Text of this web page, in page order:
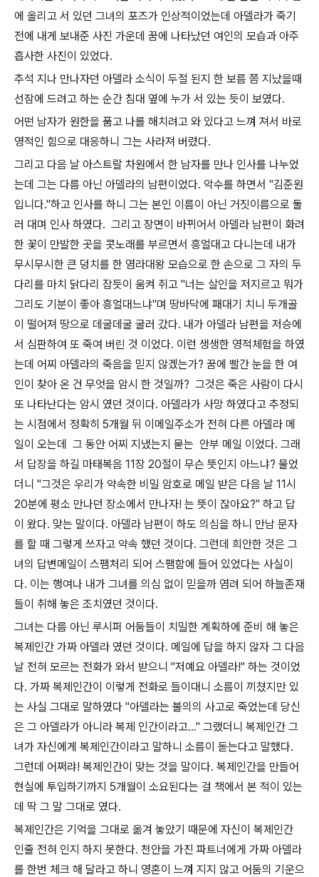
에 올리고 서 있던 그녀의 포즈가 인상적이었는데 아델라가 죽기
전에 내게 보내준 사진 가운데 꿈에 나타났던 여인의 모습과 아주
흡사한 사진이 있었다.
추석 지나 만나자던 아델라 소식이 두절 된지 한 보름 쯤 지났을때
선잠에 드려고 하는 순간 침대 옆에 누가 서 있는 듯이 보였다.
어떤 남자가 원한을 품고 나를 해치려고 와 있다고 느껴 져서 바로
영적인 힘으로 대응하니 그는 사라져 버렸다.
그리고 다음 날 아스트랄 차원에서 한 남자를 만나 인사를 나누었
는데 그는 다름 아닌 아델라의 남편이었다. 악수를 하면서 "김준원
입니다."하고 인사를 하니 그는 본인 이름이 아닌 거짓이름으로 둘
러 대며 인사 하였다. 그리고 장면이 바뀌어서 아델라 남편이 화려
한 꽃이 만발한 곳을 콧노래를 부르면서 흥얼대고 다니는데 내가
무시무시한 큰 덩치를 한 염라대왕 모습으로 한 손으로 그 자의 두
다리를 마치 닭다리 잡듯이 움켜 쥐고 "너는 살인을 저지르고 뭐가
그리도 기분이 좋아 흥얼대느냐"며 땅바닥에 패대기 치니 두개골
이 떨어져 땅으로 데굴데굴 굴러 갔다. 내가 아델라 남편을 저승에
서 심판하여 또 죽여 버린 것 이었다. 이런 생생한 영적체험을 하였
는데 어찌 아델라의 죽음을 믿지 않겠는가? 꿈에 빨간 눈을 한 여
인이 찾아 온 건 무엇을 암시 한 것일까? 그것은 죽은 사람이 다시
또 나타난다는 암시 였던 것이다. 아델라가 사망 하였다고 추정되
는 시점에서 정확히 5개월 뒤 이메일주소가 전혀 다른 아델라 메
일이 오는데 그 동안 어찌 지냈는지 묻는 안부 메일 이었다. 그래
서 답장을 하길 마태복음 11장 20절이 무슨 뜻인지 아느냐? 물었
더니 "그것은 우리가 약속한 비밀 암호로 메일 받은 다음 날 11시
20분에 평소 만나던 장소에서 만나자! 는 뜻이 잖아요?" 하고 답
이 왔다. 맞는 말이다. 아델라 남편이 하도 의심을 하니 만남 문자
를 할 때 그렇게 쓰자고 약속 했던 것이다. 그런데 희안한 것은 그
녀의 답변메일이 스팸처리 되어 스팸함에 들어 있었다는 사실이
다. 이는 행여나 내가 그녀를 의심 없이 믿을까 염려 되어 하늘존재
들이 취해 놓은 조치였던 것이다.
그녀는 다름 아닌 루시퍼 어둠들이 치밀한 계획하에 준비 해 놓은
복제인간 가짜 아델라 였던 것이다. 메일에 답을 하지 않자 그 다음
날 전혀 모르는 전화가 와서 받으니 "저예요 아델라!" 하는 것이었
다. 가짜 복제인간이 이렇게 전화로 들이대니 소름이 끼쳤지만 있
는 사실 그대로 말하였다 "아델라는 불의의 사고로 죽었는데 당신
은 그 아델라가 아니라 복제 인간이라고..." 그랬더니 복제인간 그
녀가 자신에게 복제인간이라고 말하니 소름이 돋는다고 말했다.
그런데 어쩌랴! 복제인간이 맞는 것을 말이다. 복제인간을 만들어
현실에 투입하기까지 5개월이 소요된다는 걸 책에서 본 적이 있는
데 딱 그 말 그대로 였다.
복제인간은 기억을 그대로 옮겨 놓았기 때문에 자신이 복제인간
인줄 전혀 인지 하지 못한다. 천안을 가진 파트너에게 가짜 아델라
를 한번 체크 해 달라고 하니 영혼이 느껴 지지 않고 어둠의 기운으